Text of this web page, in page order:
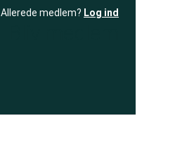
Allerede medlem? Log ind